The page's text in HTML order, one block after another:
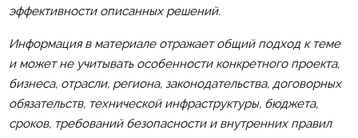
эффективности описанных решений.
Информация в материале отражает общий подход к теме
и может не учитывать особенности конкретного проекта,
бизнеса, отрасли, региона, законодательства, договорных
обязательств, технической инфраструктуры, бюджета,
сроков, требований безопасности и внутренних правил